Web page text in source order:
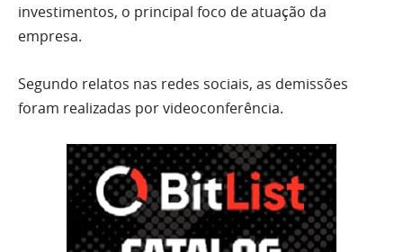
investimentos, o principal foco de atuação da
empresa.
Segundo relatos nas redes sociais, as demissões
foram realizadas por videoconferência.